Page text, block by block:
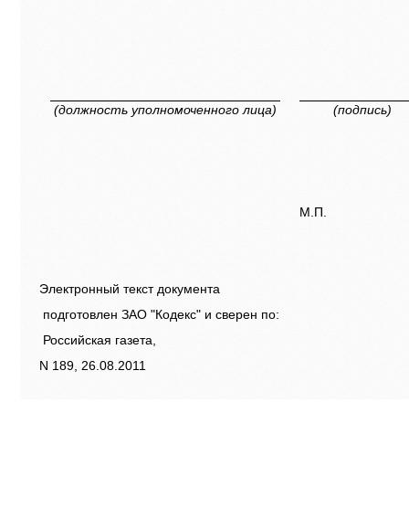
(должность уполномоченного лица) (подпись)
М.П.
Электронный текст документа
подготовлен ЗАО "Кодекс" и сверен по:
Российская газета,
N 189, 26.08.2011